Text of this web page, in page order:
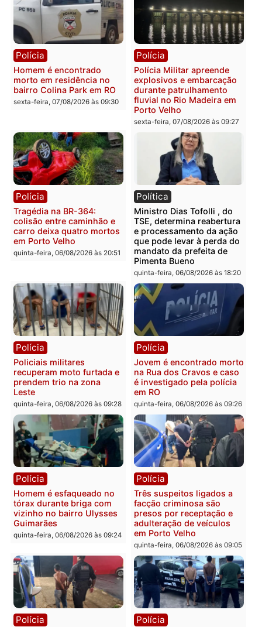
Polícia
Casal é preso pela PRF
com mais de 72 quilos de
mercúrio escondidos em
estepe em Porto Velho
sexta-feira, 07/08/2026 às 09:38
Polícia
Polícia Civil deflagra
operação contra facção
criminosa que atacava
provedores de internet
Rondônia
sexta-feira, 07/08/2026 às
Polícia
Homem é encontrado
morto em residência no
bairro Colina Park em RO
sexta-feira, 07/08/2026 às 09:30
Polícia
Polícia Militar apreende
explosivos e
durante patrulhamento
fluvial no Rio Madeira em
Porto Velho
sexta-feira, 07/08/2026 às
Polícia
Tragédia na BR-364:
colisão entre caminhão e
carro deixa quatro mortos
em Porto Velho
quinta-feira, 06/08/2026 às 20:51
Política
Ministro Dias Tofolli , do
TSE, determina
e processamento da
que pode levar à perda
mandato da prefeita de
Pimenta Bueno
quinta-feira, 06/08/2026 às
Polícia
Policiais militares
prendem trio na zona
Leste
quinta-feira, 06/08/2026 às 09:28
Polícia
Jovem é encontrado
na Rua dos Cravos e
é investigado pela
em RO
quinta-feira, 06/08/2026 às